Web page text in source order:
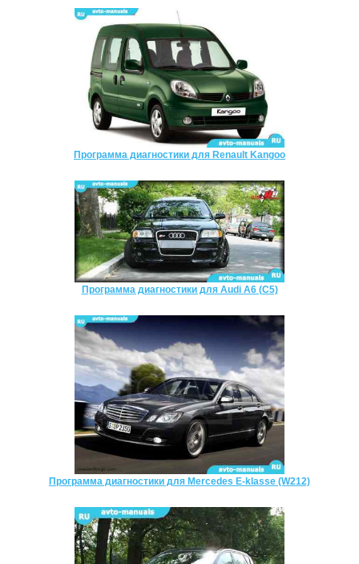
Программа диагностики для Renault Kangoo
Программа диагностики для Audi A6 (C5)
Программа диагностики для Mercedes E-klasse (W212)